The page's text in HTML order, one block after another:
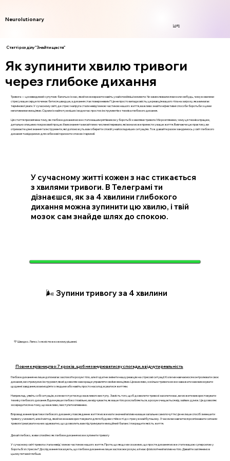
Neurolutionary
Login
Статті розділу "Знайти щастя"
Як зупинити хвилю тривоги
через глибоке дихання
Тривога — це невидимий супутник багатьох із нас, який може вразити навіть у найспокійніші моменти. Чи замислювалися ви коли-небудь, чому в хвилини
стресу ваше серце починає битися швидше, а дихання стає поверхневим? Це не просто випадковість; це реакція вашого тіла на загрозу, яка вимагає
термінової уваги. У сучасному світі, де стрес і напруга стали невід’ємною частиною нашого життя, важливо знайти ефективні способи боротьби з цими
негативними емоціями. Одним із найпотужніших і водночас простих інструментів є техніка глибокого дихання.
Ця стаття присвячена тому, як глибоке дихання може стати вашим рятівником у боротьбі з хвилями тривоги. Ми розглянемо, чому ця техніка працює,
детально опишемо покроковий процес її виконання та висвітлимо численні переваги, які вона може принести у ваше життя. Вивчаючи цю практику, ви
отримаєте цінні знання та інструменти, які допоможуть вам зберегти спокій у найскладніших ситуаціях. Тож давайте разом зануримось у світ глибокого
дихання та відкриємо для себе нові горизонти спокою і гармонії.
У сучасному житті кожен з нас стикається
з хвилями тривоги. В Телеграмі ти
дізнаєшся, як за 4 хвилини глибокого
дихання можна зупинити цю хвилю, і твій
мозок сам знайде шлях до спокою.
🌬️ Зупини тривогу за 4 хвилини
💛 Швидко. Легко. І з ясністю в кожному рішенні.
Повне керівництво: 7 кроків, щоб не занурюватися у спогади, а відчути реальність
Глибоке дихання не лише допомагає заспокоїти розум і тіло, але й здатне змінити нашу реакцію на стресові ситуації. Коли ми навчаємося контролювати своє
дихання, ми отримуємо інструмент, який дозволяє нам краще управляти своїми емоціями. Це важливо, оскільки тривога може заважати нам виконувати
щоденні завдання, взаємодіяти з людьми або навіть просто насолоджуватися життям.
Наприклад, уявіть собі ситуацію, коли ви готуєтеся до важливого виступу. Замість того, щоб дозволити тривозі захопити вас, ви можете використовувати
техніку глибокого дихання. Вдихнувши глибоко і повільно, ви відчуваєте, як ваше тіло розслабляється, а розум очищається від зайвих думок. Це дозволяє
зосередитися на тому, що важливо, і виступити впевнено.
Впровадження практики глибокого дихання у повсякденне життя може мати значний вплив на ваше загальне самопочуття. Це не лише спосіб зменшити
тривогу у моменті, але й метод, який можна використовувати для побудови стійкості до стресу в майбутньому. З часом ви навчитеся розпізнавати сигнали
тривоги і реагувати на них адекватно, що дозволить вам підтримувати емоційний баланс і покращити якість життя.
Дихай глибоко, живи спокійно: як глибоке дихання може зупинити тривогу
У сучасному світі тривога стала невід'ємною частиною нашого життя. Проте, що якщо ми скажемо, що просте дихання може стати вашою суперсилою у
боротьбі зі стресом? Дослідження показують, що глибоке дихання не лише заспокоює розум, а й має фізіологічний вплив на тіло. Давайте заглянемо в
цьому питанні глибше.